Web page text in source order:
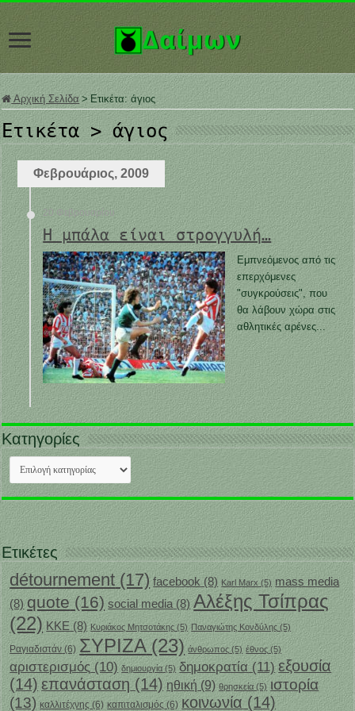
Αρχική Σελίδα > Ετικέτα:άγιος
Ετικέτα >άγιος
Φεβρουάριος, 2009
20 Φεβρουαρίου
Η μπάλα είναι στρογγυλή…
Εμπνεόμενος από τις
επερχόμενες
"συγκρούσεις", που
θα λάβουν χώρα στις
αθλητικές αρένες...
Κατηγορίες
Κατηγορίες
Ετικέτες
détournement(17) facebook(8) Karl Marx (5) mass media
(8) quote(16) social media (8) Αλέξης Τσίπρας
(22) ΚΚΕ(8) Κυριάκος Μητσοτάκης (5) Παναγιώτης Κονδύλης (5)
Ραγιαδιστάν (6) ΣΥΡΙΖΑ(23) άνθρωπος(5) έθνος (5)
αριστερισμός(10) δημιουργία(5) δημοκρατία(11) εξουσία
(14)επανάσταση(14) ηθική(9) θρησκεία(5) ιστορία
(13) καλλιτέχνης (6) καπιταλισμός(6) κοινωνία (14)